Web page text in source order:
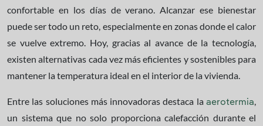
confortable en los días de verano. Alcanzar ese bienestar
puede ser todo un reto, especialmente en zonas donde el calor
se vuelve extremo. Hoy, gracias al avance de la tecnología,
existen alternativas cada vez más eficientes y sostenibles para
mantener la temperatura ideal en el interior de la vivienda.
Entre las soluciones más innovadoras destaca la aerotermia
un sistema que no solo proporciona calefacción durante el